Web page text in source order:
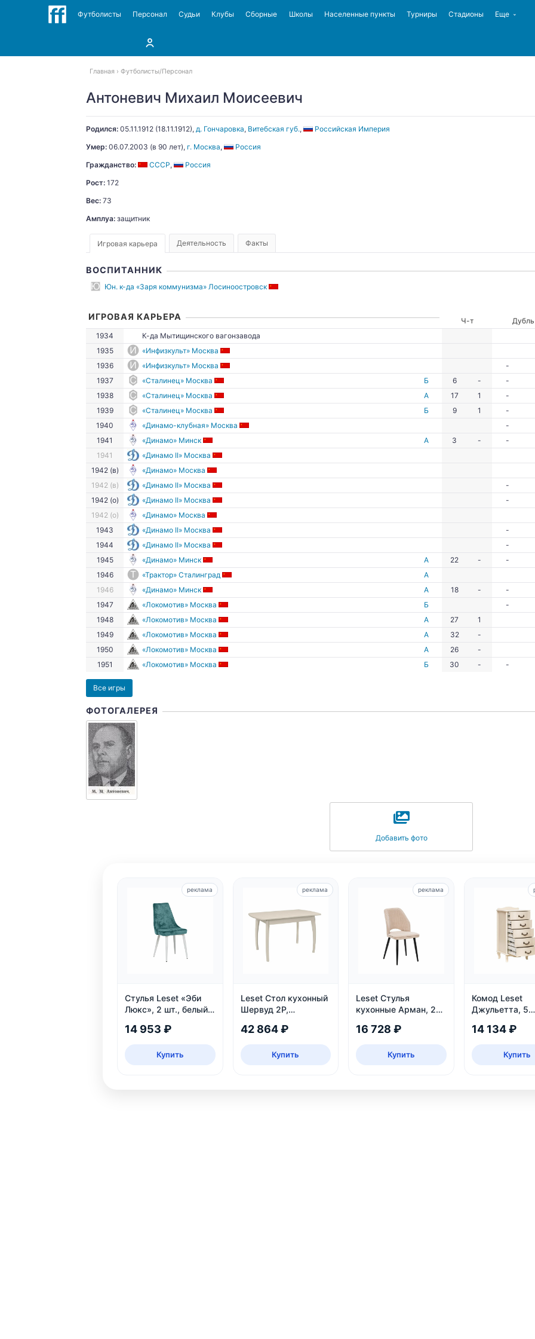
Футболисты Персонал Судьи Клубы Сборные Школы Населенные пункты Турниры Стадионы Еще
Главная Футболисты Персонал
Антоневич Михаил Моисеевич
Родился: 05.11.1912 (18.11.1912), д. Гончаровка, Витебская губ.,
Российская Империя
Умер: 06.07.2003 (в 90 лет), г. Москва,
Россия
Гражданство:
СССР,
Россия
Рост: 172
Вес: 73
Амплуа: защитник
Игровая карьера Деятельность Факты
ВОСПИТАННИК
Юн. к-да «Заря коммунизма» Лосиноостровск
ИГРОВАЯ КАРЬЕРА Ч-т Дубль
1934
К-да Мытищинского вагонзавода
1935
«Инфизкульт» Москва
1936
«Инфизкульт» Москва -
1937
«Сталинец» Москва Б 6 - -
1938
«Сталинец» Москва А 17 1 -
1939
«Сталинец» Москва Б 9 1 -
1940
«Динамо-клубная» Москва -
1941
«Динамо» Минск А 3 - -
1941
«Динамо II» Москва
1942 (в)
«Динамо» Москва
1942 (в)
«Динамо II» Москва -
1942 (о)
«Динамо II» Москва -
1942 (о)
«Динамо» Москва
1943
«Динамо II» Москва -
1944
«Динамо II» Москва -
1945
«Динамо» Минск А 22 - -
1946
«Трактор» Сталинград
А
1946
«Динамо» Минск А 18 - -
1947
«Локомотив» Москва Б -
1948
«Локомотив» Москва А 27 1
1949
«Локомотив» Москва А 32 -
1950
«Локомотив» Москва А 26 -
1951
«Локомотив» Москва Б 30 - -
Все игры
ФОТОГАЛЕРЕЯ
Добавить фото
Стулья Leset «Эби
Люкс», 2 шт., белый,
14 953 ₽
Купить
реклама
Leset Стол кухонный
Шервуд 2Р,
42 864 ₽
Купить
реклама
Leset Стулья
кухонные Арман, 2
16 728 ₽
Купить
реклама
Комод Leset
Джульетта, 5
шампань
14 134 ₽
Купить